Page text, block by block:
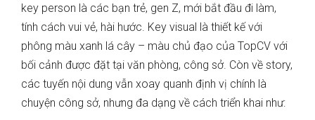
key person là các bạn trẻ, gen Z, mới bắt đầu đi làm,
tính cách vui vẻ, hài hước. Key visual là thiết kế với
phông màu xanh lá cây – màu chủ đạo của TopCV với
bối cảnh được đặt tại văn phòng, công sở. Còn về story,
các tuyến nội dung vẫn xoay quanh định vị chính là
chuyện công sở, nhưng đa dạng về cách triển khai như: